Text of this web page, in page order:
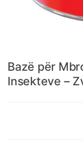
Bazë për
Insekteve –